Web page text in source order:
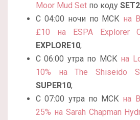
Moor Mud Set по коду
С 04:00 ночи по МСК на
£10 на ESPA Explorer
EXPLORE10;
С 06:00 утра по МСК на
10% на The Shiseido
SUPER10;
С 07:00 утра по МСК на
25% на Sarah Chapman